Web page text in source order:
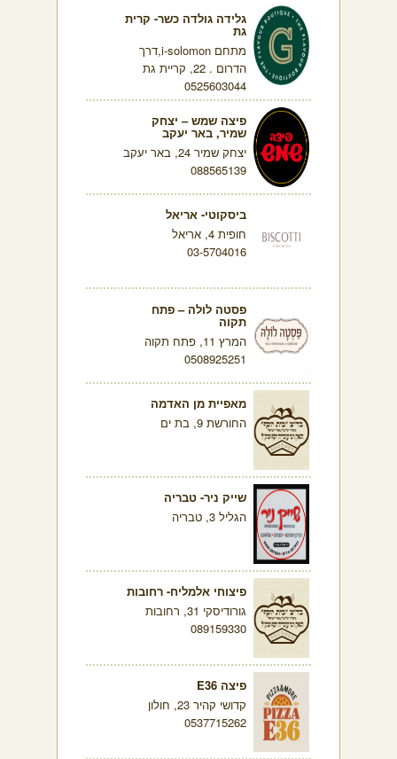
גלידה גולדה כשר- קרית
גת
מתחם i-solomon,דרך
הדרום . 22, קריית גת
0525603044
פיצה שמש – יצחק
שמיר, באר יעקב
יצחק שמיר 24, באר יעקב
088565139
ביסקוטי- אריאל
חופית 4, אריאל
03-5704016
פסטה לולה – פתח
תקוה
המרץ 11, פתח תקוה
0508925251
מאפיית מן האדמה
החורשת 9, בת ים
שייק ניר- טבריה
הגליל 3, טבריה
פיצוחי אלמליח- רחובות
גורודיסקי 31, רחובות
089159330
פיצה E36
קדושי קהיר 23, חולון
0537715262